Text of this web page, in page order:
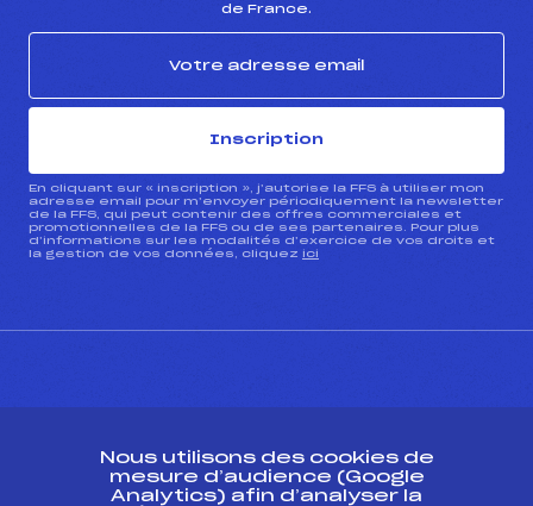
de France.
Inscription
En cliquant sur « inscription », j’autorise la FFS à utiliser mon
adresse email pour m’envoyer périodiquement la newsletter
de la FFS, qui peut contenir des offres commerciales et
promotionnelles de la FFS ou de ses partenaires. Pour plus
d’informations sur les modalités d’exercice de vos droits et
la gestion de vos données, cliquez ici
Nous utilisons des cookies de
mesure d’audience (Google
Analytics) afin d’analyser la